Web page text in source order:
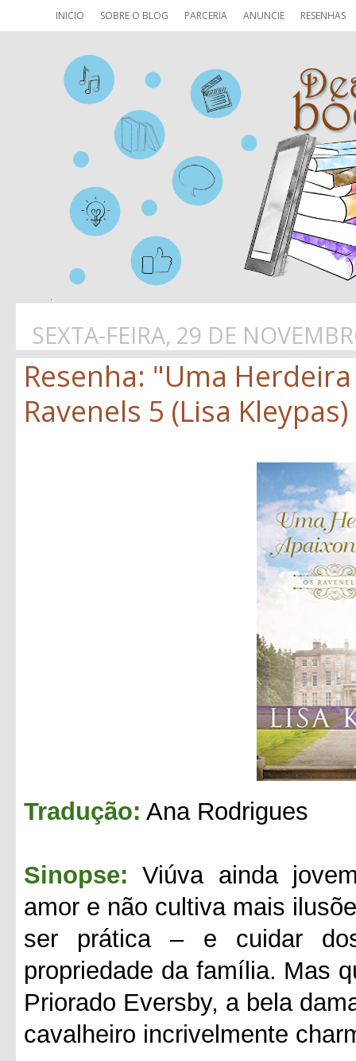
INICIO SOBRE O BLOG PARCERIA ANUNCIE RESENHAS
SEXTA-FEIRA, 29 DE
Resenha: "Uma
Ravenels 5 (Lisa Kleypas)
Tradução: Ana Rodrigues
Sinopse: Viúva ainda
amor e não cultiva mais
ser prática – e cuidar
propriedade da família. Mas
Priorado Eversby, a bela
cavalheiro